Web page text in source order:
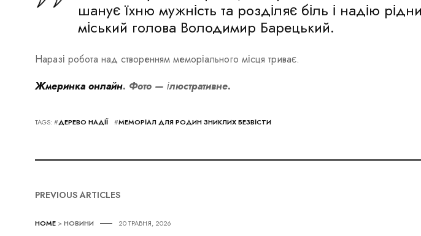
шанує їхню мужність та розділяє біль і надію
міський голова Володимир Барецький.
Наразі робота над створенням меморіального місця триває.
Жмеринка онлайн. Фото — ілюстративне.
TAGS: #ДЕРЕВО НАДІЇ #МЕМОРІАЛ ДЛЯ РОДИН ЗНИКЛИХ БЕЗВІСТИ
PREVIOUS ARTICLES
HOME >НОВИНИ 20 ТРАВНЯ, 2026